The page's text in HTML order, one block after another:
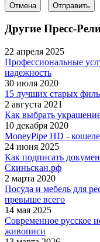
Отмена Отправить
Другие Пресс-
22 апреля 2025
Профессиональные
надежность
30 июля 2020
15 лучших старых
2 августа 2021
Как выбрать
10 декабря 2020
MoneyPipe HD -
24 июня 2025
Как подписать
Скиньскан.рф
2 марта 2020
Посуда и мебель для
превыше всего
14 мая 2025
Современное русское
живописи